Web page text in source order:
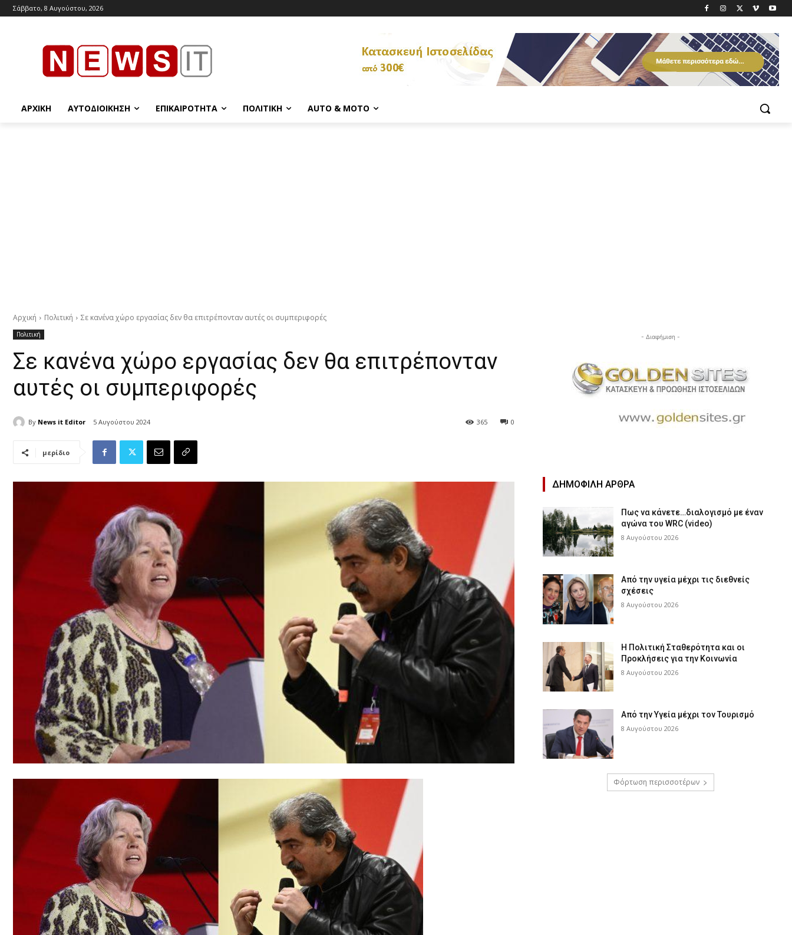
Σάββατο, 8 Αυγούστου, 2026
ΑΡΧΙΚΉ ΑΥΤΟΔΙΟΊΚΗΣΗ ΕΠΙΚΑΙΡΌΤΗΤΑ ΠΟΛΙΤΙΚΉ AUTO & MOTO
Αρχική Πολιτική Σε κανένα χώρο εργασίας δεν θα επιτρέπονταν αυτές οι συμπεριφορές
Πολιτική
Σε κανένα χώρο εργασίας δεν θα επιτρέπονταν
αυτές οι συμπεριφορές
By News it Editor 5 Αυγούστου 2024 0
365
μερίδιο
- Διαφήμιση -
ΔΗΜΟΦΙΛΉ ΑΡΘΡΑ
Πως να κάνετε…διαλογισμό με έναν
αγώνα του WRC (video)
8 Αυγούστου 2026
Από την υγεία μέχρι τις διεθνείς
σχέσεις
8 Αυγούστου 2026
Η Πολιτική Σταθερότητα και οι
Προκλήσεις για την Κοινωνία
8 Αυγούστου 2026
Από την Υγεία μέχρι τον Τουρισμό
8 Αυγούστου 2026
Φόρτωση περισσοτέρων